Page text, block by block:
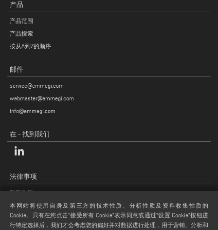
产品
产品范围
产品搜索
按从A到Z的顺序
邮件
service@emmegi.com
webmaster@emmegi.com
info@emmegi.com
在 - 找到我们
法律事项
隐私政策
法律说明
COOKIE 政策
本网站将使用自身及第三方的技术性质、分析性质及资料收集性质的
Cookie。只有在您点击“接受所有 Cookie”表示同意或通过“设置 Cookie”按钮进
行特定选择后，我们才会考虑您的偏好并对数据进行处理，用于营销、分析和